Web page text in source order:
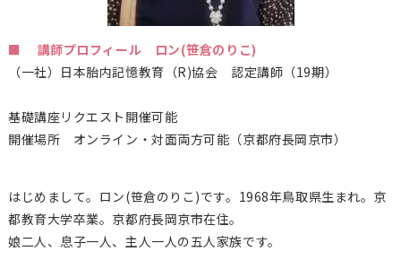
■ 講師プロフィール ロン(笹倉のりこ)
（一社）日本胎内記憶教育（R)協会 認定講師（19期）
基礎講座リクエスト開催可能
開催場所 オンライン・対面両方可能（京都府長岡京市）
はじめまして。ロン(笹倉のりこ)です。1968年鳥取県生まれ。京
都教育大学卒業。京都府長岡京市在住。
娘二人、息子一人、主人一人の五人家族です。